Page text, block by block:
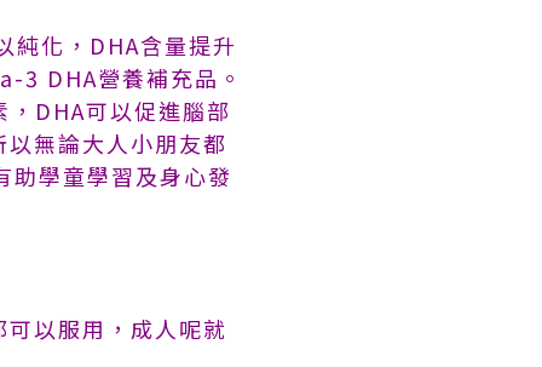
純化，DHA含量提升
3 DHA營養補充品。
DHA可以促進腦部
無論大人小朋友都
學童學習及身心發
以服用，成人呢就